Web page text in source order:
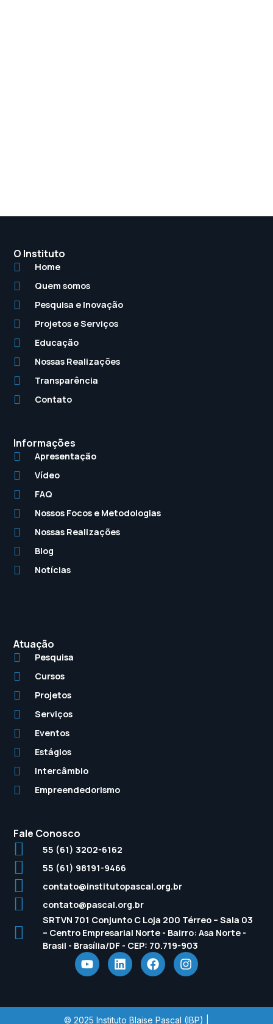
O Instituto
Home
Quem somos
Pesquisa e Inovação
Projetos e Serviços
Educação
Nossas Realizações
Transparência
Contato
Informações
Apresentação
Vídeo
FAQ
Nossos Focos e Metodologias
Nossas Realizações
Blog
Notícias
Atuação
Pesquisa
Cursos
Projetos
Serviços
Eventos
Estágios
Intercâmbio
Empreendedorismo
Fale Conosco
55 (61) 3202-6162
55 (61) 98191-9466
contato@institutopascal.org.br
contato@pascal.org.br
SRTVN 701 Conjunto C Loja 200 Térreo – Sala 03
– Centro Empresarial Norte - Bairro: Asa Norte -
Brasil - Brasília/DF - CEP: 70.719-903
© 2025 Instituto Blaise Pascal (IBP) |